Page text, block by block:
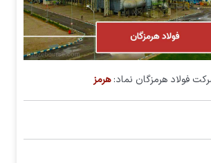
فولاد هرمزگان نماد:هرمز